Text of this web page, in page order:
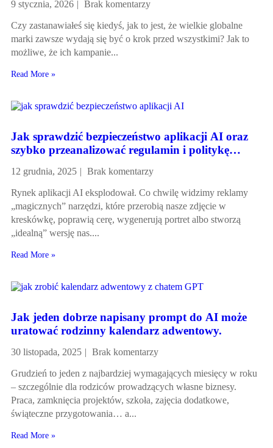
9 stycznia, 2026 Brak komentarzy
Czy zastanawiałeś się kiedyś, jak to jest, że wielkie globalne
marki zawsze wydają się być o krok przed wszystkimi? Jak to
możliwe, że ich kampanie...
Read More »
Jak sprawdzić bezpieczeństwo aplikacji AI oraz
szybko przeanalizować regulamin i politykę
12 grudnia, 2025 Brak komentarzy
Rynek aplikacji AI eksplodował. Co chwilę widzimy reklamy
„magicznych” narzędzi, które przerobią nasze zdjęcie w
kreskówkę, poprawią cerę, wygenerują portret albo stworzą
„idealną” wersję nas....
Read More »
Jak jeden dobrze napisany prompt do AI może
uratować rodzinny kalendarz adwentowy.
30 listopada, 2025 Brak komentarzy
Grudzień to jeden z najbardziej wymagających miesięcy w roku
– szczególnie dla rodziców prowadzących własne biznesy.
Praca, zamknięcia projektów, szkoła, zajęcia dodatkowe,
świąteczne przygotowania… a...
Read More »